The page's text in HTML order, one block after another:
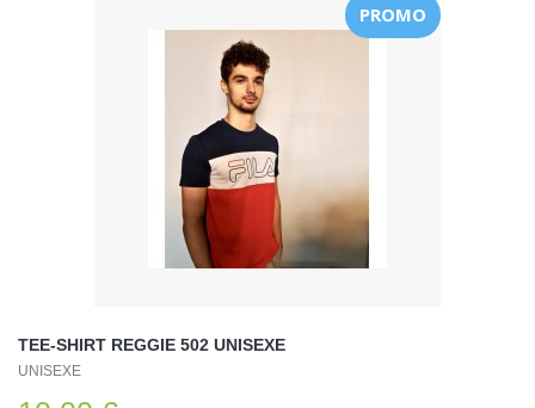
PROMO
TEE-SHIRT REGGIE 502 UNISEXE
UNISEXE